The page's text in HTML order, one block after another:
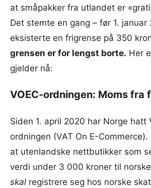
at småpakker fra utlandet er
Det stemte en gang – før 1.
eksisterte en frigrense på 350
grensen er for lengst borte. Her
gjelder nå:
VOEC-ordningen: Moms fra
Siden 1. april 2020 har Norge hatt
ordningen (VAT On E-
at utenlandske nettbutikker som
verdi under 3 000 kroner til
skal registrere seg hos norske